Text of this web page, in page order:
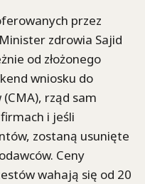
przez
zdrowia Sajid
od złożonego
wniosku do
rząd sam
i jeśli
zostaną usunięte
Ceny
wahają się od 20